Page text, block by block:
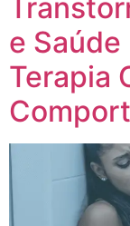
e Saúde
Terapia